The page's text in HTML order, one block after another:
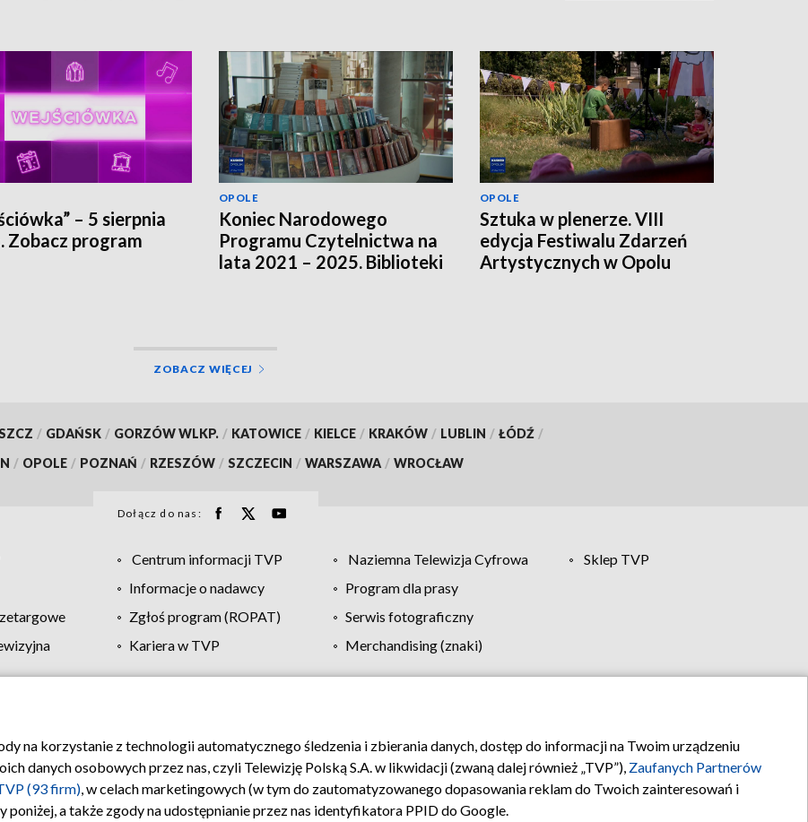
– 5 sierpnia
Zobacz program
OPOLE
Koniec Narodowego
Programu Czytelnictwa na
lata 2021 – 2025. Biblioteki
OPOLE
Sztuka w plenerze. VIII
edycja Festiwalu Zdarzeń
Artystycznych w Opolu
ZOBACZ WIĘCEJ
/ GDAŃSK / GORZÓW WLKP. / KATOWICE / KIELCE / KRAKÓW / LUBLIN / ŁÓDŹ /
/ OPOLE / POZNAŃ / RZESZÓW / SZCZECIN / WARSZAWA / WROCŁAW
Dołącz do nas:
Centrum informacji TVP Naziemna Telewizja Cyfrowa
Sklep TVP
Informacje o nadawcy
Program dla prasy
Zgłoś program (ROPAT)
Serwis fotograficzny
Kariera w TVP
Merchandising (znaki)
Polityka prywatności Moje zgody Pomoc Biuro reklamy Kontakt
na korzystanie z technologii automatycznego śledzenia i zbierania danych, dostęp do informacji na Twoim urządzeniu
danych osobowych przez nas, czyli Telewizję Polską S.A. w likwidacji (zwaną dalej również „TVP”), Zaufanych Partnerów
(93 firm), w celach marketingowych (w tym do zautomatyzowanego dopasowania reklam do Twoich zainteresowań i
a także zgody na udostępnianie przez nas identyfikatora PPID do Google.